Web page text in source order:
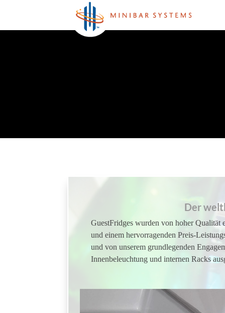
Der
GuestFridges wurden von hoher
und einem hervorragenden Preis-
und von unserem grundlegenden
Innenbeleuchtung und internen Racks